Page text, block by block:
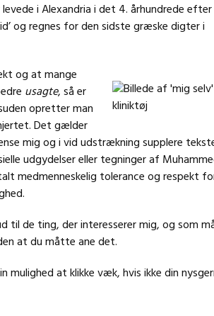
i Alexandria i det 4. århundrede efter
og regnes for den sidste græske digter i
og at mange
usagte, så er
opretter man
Det gælder
mig og i vid udstrækning supplere
udgydelser eller tegninger af
medmenneskelig tolerance og respekt
til de ting, der interesserer mig, og som
at du måtte ane det.
mulighed at klikke væk, hvis ikke din